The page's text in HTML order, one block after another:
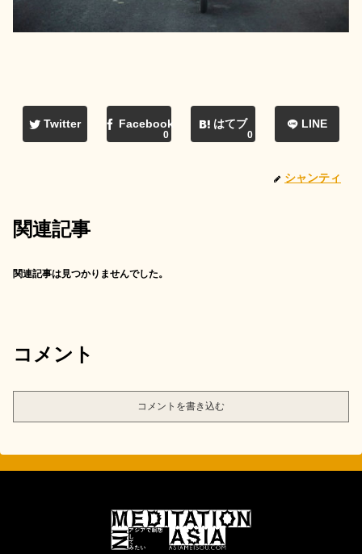
Twitter Facebook
0
はてブ
0
LINE
シャンティ
関連記事
関連記事は見つかりませんでした。
コメント
コメントを書き込む